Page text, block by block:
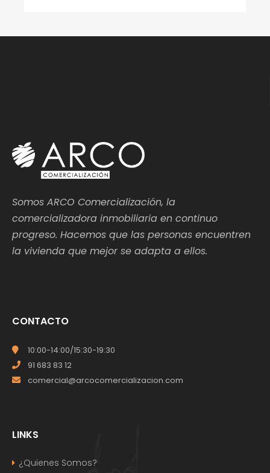
Somos ARCO Comercialización, la
comercializadora inmobiliaria en continuo
progreso. Hacemos que las personas encuentren
la vivienda que mejor se adapta a ellos.
CONTACTO
10:00-14:00/15:30-19:30
91 683 83 12
comercial@arcocomercializacion.com
LINKS
¿Quienes Somos?